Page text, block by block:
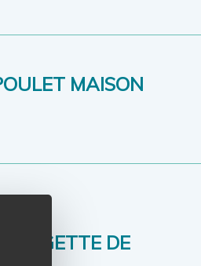
MAISON
MOGETTE DE